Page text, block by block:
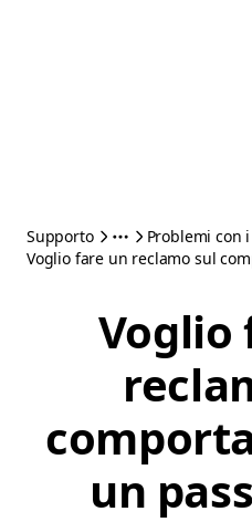
Supporto
Problemi con
Voglio fare un reclamo sul
Voglio
un